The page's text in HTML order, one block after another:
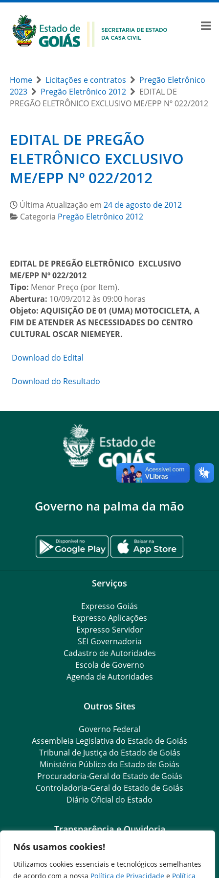
Nós usamos cookies!
Utilizamos cookies essenciais e tecnológicos semelhantes
de acordo com a nossa Política de Privacidade e Política
Home Licitações e contratos
Pregão Eletrônico
2023
Pregão Eletrônico 2012
EDITAL DE
PREGÃO ELETRÔNICO EXCLUSIVO ME/EPP Nº 022/2012
EDITAL DE PREGÃO
ELETRÔNICO EXCLUSIVO
ME/EPP Nº 022/2012
Última Atualização em 24 de agosto de 2012
Categoria Pregão Eletrônico 2012
EDITAL DE PREGÃO ELETRÔNICO EXCLUSIVO
ME/EPP Nº 022/2012
Tipo: Menor Preço (por Item).
Abertura: 10/09/2012 às 09:00 horas
Objeto: AQUISIÇÃO DE 01 (UMA) MOTOCICLETA, A
FIM DE ATENDER AS NECESSIDADES DO CENTRO
CULTURAL OSCAR NIEMEYER.
Download do Edital
Download do Resultado
Governo na palma da mão
Serviços
Expresso Goiás
Expresso Aplicações
Expresso Servidor
SEI Governadoria
Cadastro de Autoridades
Escola de Governo
Agenda de Autoridades
Outros Sites
Governo Federal
Assembleia Legislativa do Estado de Goiás
Tribunal de Justiça do Estado de Goiás
Ministério Público do Estado de Goiás
Procuradoria-Geral do Estado de Goiás
Controladoria-Geral do Estado de Goiás
Diário Oficial do Estado
Transparência e Ouvidoria
LGPD
Goiás Transparência
Dados Abertos Goiás